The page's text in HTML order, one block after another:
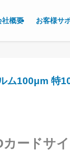
社概要 お客様サ
ム100μm 特
ードサ